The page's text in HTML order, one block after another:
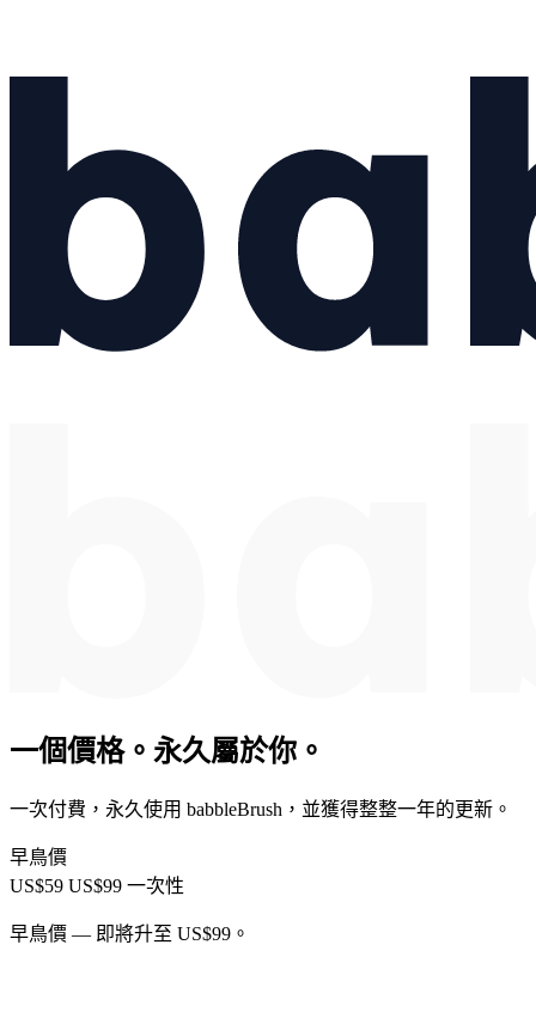
一個價格。永久屬於你。
一次付費，永久使用 babbleBrush，並獲得整整一年的更新。
早鳥價
US$59 US$99 一次性
早鳥價 — 即將升至 US$99。